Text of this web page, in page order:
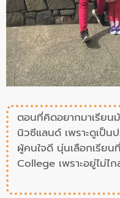
ตอนที่คิดอยากมาเรียน
นิวซีแลนด์ เพราะดูเป็น
ผู้คนใจดี นุ่นเลือกเรียน
College เพราะอยู่ไม่ไ